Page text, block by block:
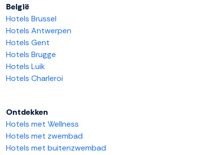
België
Hotels Brussel
Hotels Antwerpen
Hotels Gent
Hotels Brugge
Hotels Luik
Hotels Charleroi
Ontdekken
Hotels met Wellness
Hotels met zwembad
Hotels met buitenzwembad